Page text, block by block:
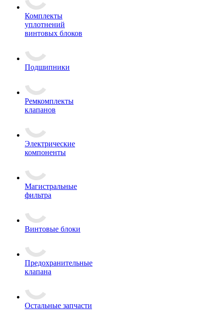
Комплекты
уплотнений
винтовых блоков
Подшипники
Ремкомплекты
клапанов
Электрические
компоненты
Магистральные
фильтра
Винтовые блоки
Предохранительные
клапана
Остальные запчасти